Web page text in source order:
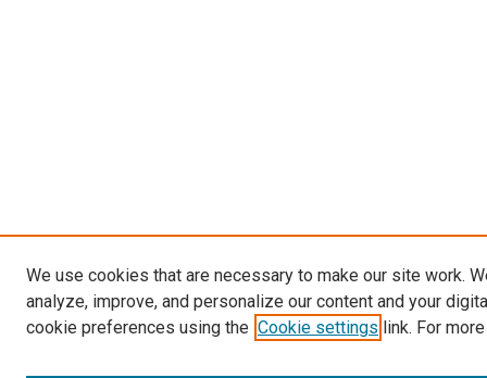
We use cookies that are necessary to make our site work.
analyze, improve, and personalize our content and your
cookie preferences using the Cookie settings link. For